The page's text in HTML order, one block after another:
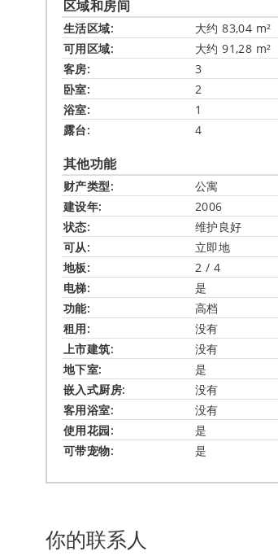
区域和房间
生活区域:
大约 83,04 m²
可用区域:
大约 91,28 m²
客房:
3
卧室:
2
浴室:
1
露台:
4
其他功能
财产类型:
公寓
建设年:
2006
状态:
维护良好
可从:
立即地
地板:
2 / 4
电梯:
是
功能:
高档
租用:
没有
上市建筑:
没有
地下室:
是
嵌入式​厨房:
没有
客用浴室:
没有
使用花园:
是
可带宠物:
是
你的联系人